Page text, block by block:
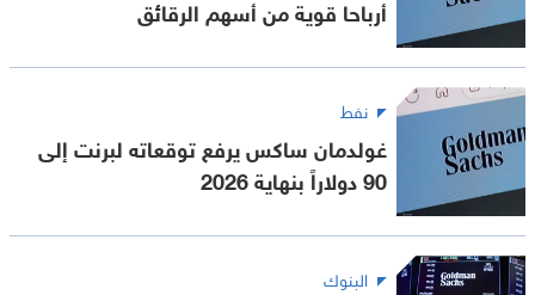
أرباحا قوية من أسهم الرقائق
نفط
غولدمان ساكس يرفع توقعاته لبرنت إلى
90 دولاراً بنهاية 2026
البنوك